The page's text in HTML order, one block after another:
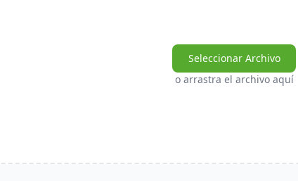
Seleccionar Archivo
o arrastra el archivo aquí